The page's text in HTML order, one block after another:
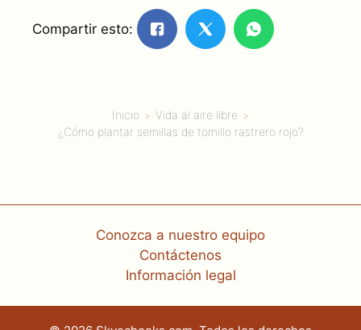
Compartir esto:
Inicio
Vida al aire libre
¿Cómo plantar semillas de tomillo rastrero rojo?
Conozca a nuestro equipo
Contáctenos
Información legal